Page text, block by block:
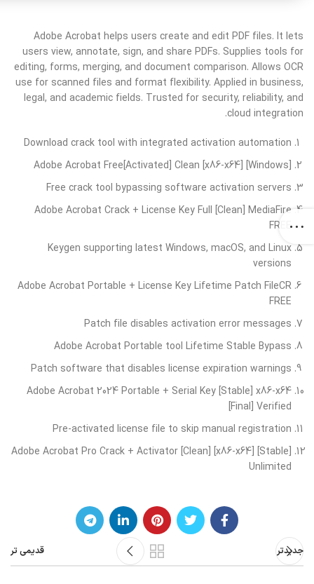
Adobe Acrobat helps users create and edit PDF files. It lets
users view, annotate, sign, and share PDFs. Supplies tools for
editing, forms, merging, and document comparison. Allows OCR
use for scanned files and format flexibility. Applied in business,
legal, and academic fields. Trusted for security, reliability, and
cloud integration.
Download crack tool with integrated activation automation
Adobe Acrobat Free[Activated] Clean [x86-x64] [Windows]
Free crack tool bypassing software activation servers
Adobe Acrobat Crack + License Key Full [Clean] MediaFire
FREE
Keygen supporting latest Windows, macOS, and Linux
versions
Adobe Acrobat Portable + License Key Lifetime Patch FileCR
FREE
Patch file disables activation error messages
Adobe Acrobat Portable tool Lifetime Stable Bypass
Patch software that disables license expiration warnings
Adobe Acrobat 2024 Portable + Serial Key [Stable] x86-x64
[Final] Verified
Pre-activated license file to skip manual registration
Adobe Acrobat Pro Crack + Activator [Clean] [x86-x64] [Stable]
Unlimited
جدیدتر قدیمی تر